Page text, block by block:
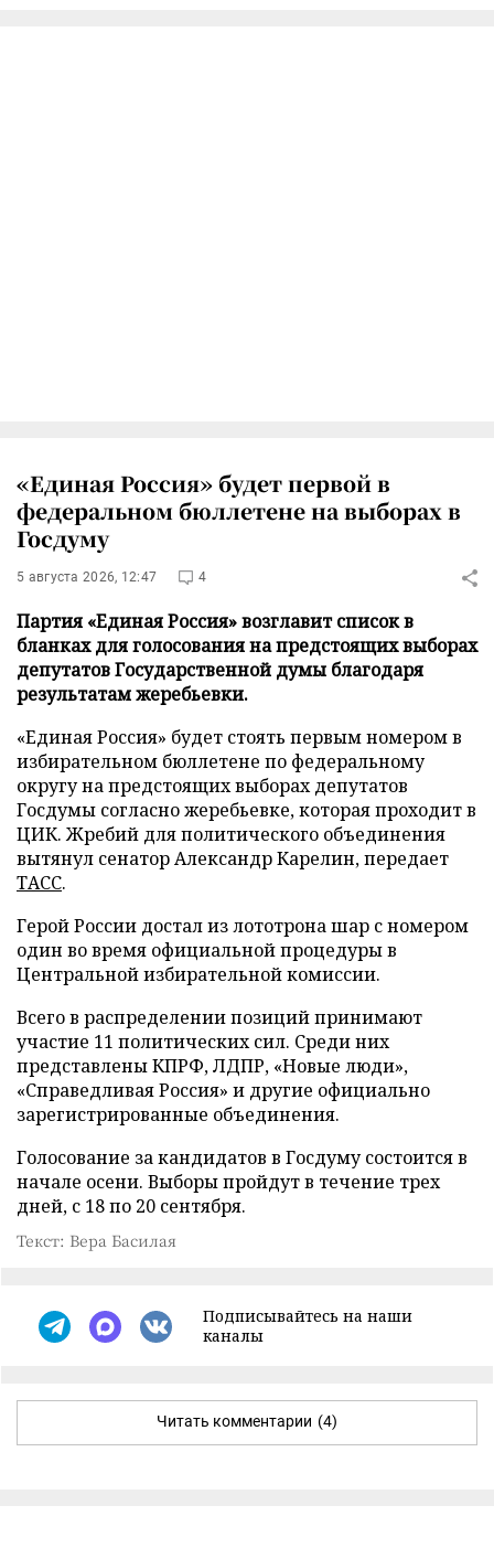
«Единая Россия» будет первой в
федеральном бюллетене на выборах в
Госдуму
5 августа 2026, 12:47 4
Партия «Единая Россия» возглавит список в
бланках для голосования на предстоящих выборах
депутатов Государственной думы благодаря
результатам жеребьевки.
«Единая Россия» будет стоять первым номером в
избирательном бюллетене по федеральному
округу на предстоящих выборах депутатов
Госдумы согласно жеребьевке, которая проходит в
ЦИК. Жребий для политического объединения
вытянул сенатор Александр Карелин, передает
ТАСС.
Герой России достал из лототрона шар с номером
один во время официальной процедуры в
Центральной избирательной комиссии.
Всего в распределении позиций принимают
участие 11 политических сил. Среди них
представлены КПРФ, ЛДПР, «Новые люди»,
«Справедливая Россия» и другие официально
зарегистрированные объединения.
Голосование за кандидатов в Госдуму состоится в
начале осени. Выборы пройдут в течение трех
дней, с 18 по 20 сентября.
Текст: Вера Басилая
Подписывайтесь на наши
каналы
Читать комментарии (4)